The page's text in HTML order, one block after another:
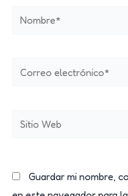
Nombre*
Correo
Sitio
Guardar mi nombre,